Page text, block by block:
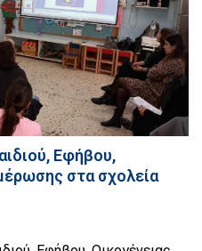
Εφήβου,
στα σχολεία